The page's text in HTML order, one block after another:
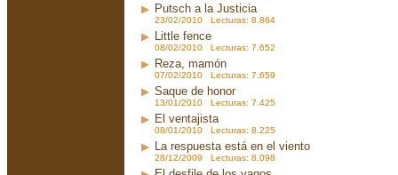
Putsch a la Justicia
23/02/2010 Lecturas: 8.864
Little fence
08/02/2010 Lecturas: 7.652
Reza, mamón
07/02/2010 Lecturas: 7.659
Saque de honor
13/01/2010 Lecturas: 7.425
El ventajista
08/01/2010 Lecturas: 8.225
La respuesta está en el viento
28/12/2009 Lecturas: 8.098